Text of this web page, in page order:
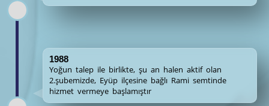
1988
Yoğun talep ile birlikte, şu an halen aktif olan
2.şubemizde, Eyüp ilçesine bağlı Rami semtinde
hizmet vermeye başlamıştır